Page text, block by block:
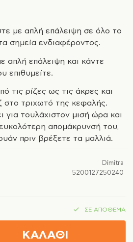
με απλή επάλειψη σε όλο το
σημεία ενδιαφέροντος.
απλή επάλειψη και κάντε
επιθυμείτε.
τις ρίζες ως τις άκρες και
στο τριχωτό της κεφαλής.
τουλάχιστον μισή ώρα και
απομάκρυνσή του,
πριν βρέξετε τα μαλλιά.
Dimitra
5200127250240
ΣΕ ΑΠΌΘΕΜΑ
ΚΑΛΑΘΙ